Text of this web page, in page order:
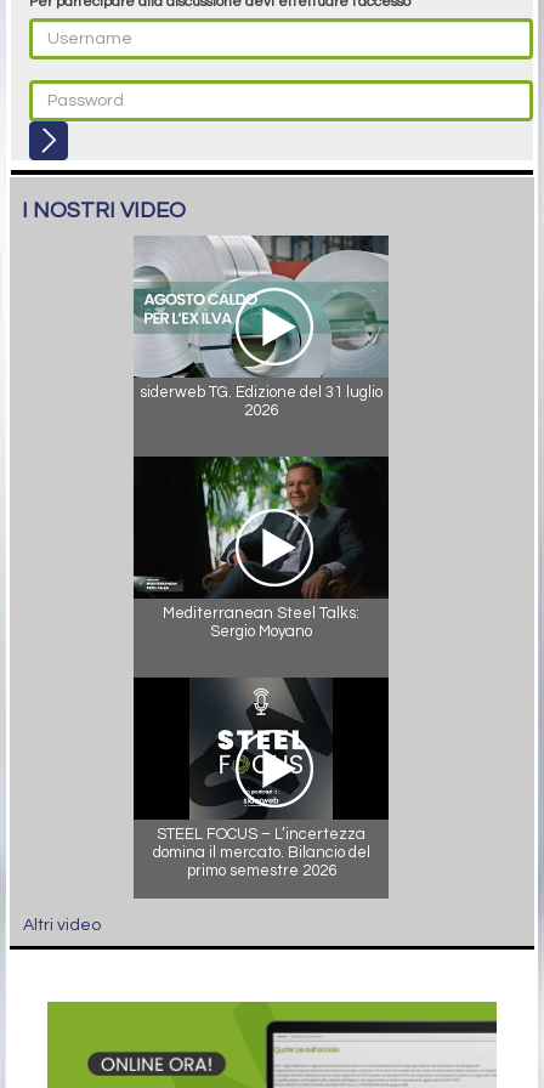
I NOSTRI VIDEO
siderweb TG. Edizione del 31 luglio
2026
Mediterranean Steel Talks:
Sergio Moyano
STEEL FOCUS – L’incertezza
domina il mercato. Bilancio del
primo semestre 2026
Altri video